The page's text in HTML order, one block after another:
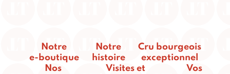
Notre
e-boutique
Notre
histoire
Cru bourgeois
exceptionnel
Nos
Visites et
Vos